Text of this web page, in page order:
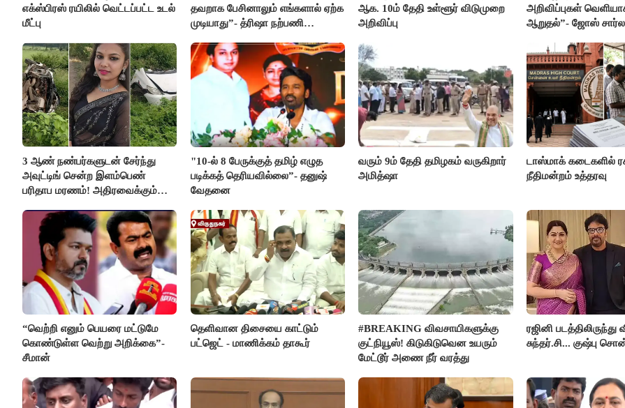
எக்ஸ்பிரஸ் ரயிலில் வெட்டப்பட்ட உடல்
மீட்பு
தவறாக பேசினாலும் எங்களால் ஏற்க
முடியாது”- த்ரிஷா நற்பணி
ஆக. 10ம் தேதி உள்ளூர் விடுமுறை
அறிவிப்பு
அறிவிப்புகள்
ஆறுதல்”- ஜோஸ்
3 ஆண் நண்பர்களுடன் சேர்ந்து
அவுட்டிங் சென்ற இளம்பெண்
பரிதாப மரணம்! அதிரவைக்கும்
"10-ல் 8 பேருக்குத் தமிழ் எழுத
படிக்கத் தெரியவில்லை”- தனுஷ்
வேதனை
வரும் 9ம் தேதி தமிழகம் வருகிறார்
அமித்ஷா
டாஸ்மாக் கடைகளில்
நீதிமன்றம் உத்தரவு
“வெற்றி எனும் பெயரை மட்டுமே
கொண்டுள்ள வெற்று அறிக்கை”-
சீமான்
தெளிவான திசையை காட்டும்
பட்ஜெட் - மாணிக்கம் தாகூர்
#BREAKING விவசாயிகளுக்கு
குட்நியூஸ்! கிடுகிடுவென உயரும்
மேட்டூர் அணை நீர் வரத்து
ரஜினி படத்திலிருந்து
சுந்தர்.சி... குஷ்பு